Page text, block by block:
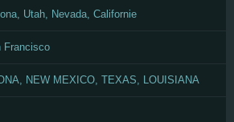
Utah, Nevada, Californie
Francisco
NEW MEXICO, TEXAS, LOUISIANA